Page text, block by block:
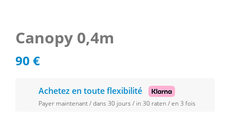
Canopy 0,4m
90 €
Achetez en toute flexibilité
Payer maintenant / dans 30 jours / in 30 raten / en 3 fois